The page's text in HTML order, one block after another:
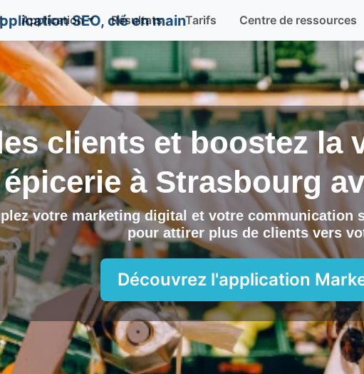
Application Résultats Tarifs Centre de ressources
clients et boostez la
à Strasbourg
votre marketing digital et votre communication
pour attirer plus de clients vers
Découvrez l'application